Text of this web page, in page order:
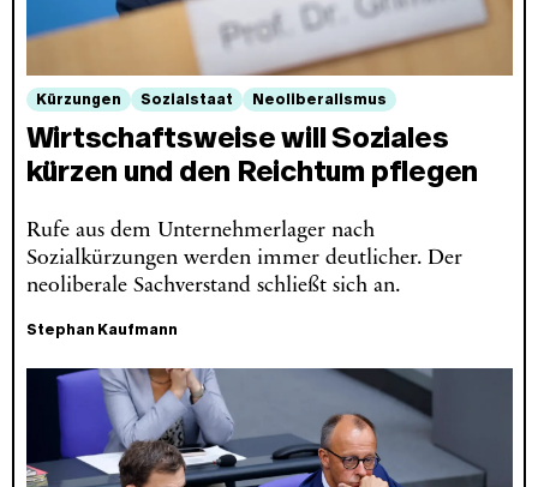
Kürzungen Sozialstaat Neoliberalismus
Wirtschaftsweise will Soziales
kürzen und den Reichtum pflegen
Rufe aus dem Unternehmerlager nach
Sozialkürzungen werden immer deutlicher. Der
neoliberale Sachverstand schließt sich an.
Stephan Kaufmann